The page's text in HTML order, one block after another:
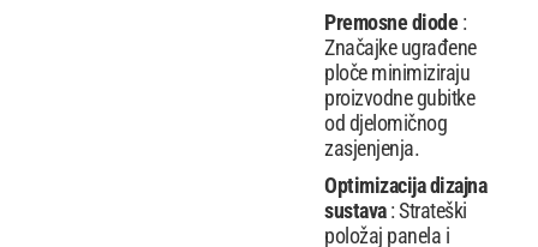
Premosne diode :
Značajke ugrađene
ploče minimiziraju
proizvodne gubitke
od djelomičnog
zasjenjenja.
Optimizacija dizajna
sustava: Strateški
položaj panela i